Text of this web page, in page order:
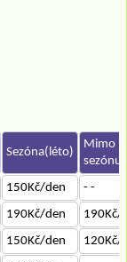
Sezóna(léto)
Mimo
sezónu
150Kč/den
- -
190Kč/den
190Kč/
150Kč/den
120Kč/